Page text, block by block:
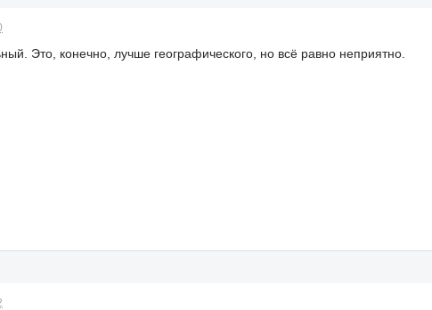
Это, конечно, лучше географического, но всё равно неприятно.